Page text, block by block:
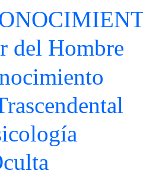
del Hombre